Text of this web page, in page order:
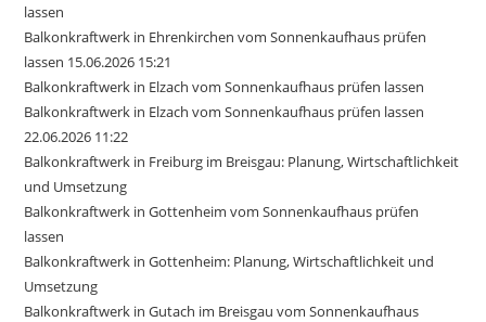
lassen
Balkonkraftwerk in Ehrenkirchen vom Sonnenkaufhaus prüfen
lassen 15.06.2026 15:21
Balkonkraftwerk in Elzach vom Sonnenkaufhaus prüfen lassen
Balkonkraftwerk in Elzach vom Sonnenkaufhaus prüfen lassen
22.06.2026 11:22
Balkonkraftwerk in Freiburg im Breisgau: Planung, Wirtschaftlichkeit
und Umsetzung
Balkonkraftwerk in Gottenheim vom Sonnenkaufhaus prüfen
lassen
Balkonkraftwerk in Gottenheim: Planung, Wirtschaftlichkeit und
Umsetzung
Balkonkraftwerk in Gutach im Breisgau vom Sonnenkaufhaus